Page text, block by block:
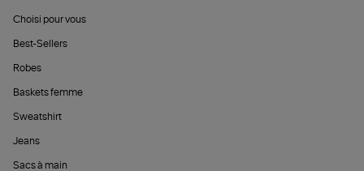
Choisi pour vous
Best-Sellers
Robes
Baskets femme
Sweatshirt
Jeans
Sacs à main